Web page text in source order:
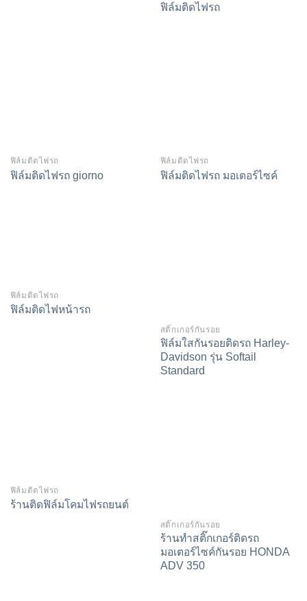
ฟิล์มติดไฟรถ
ฟิล์มติดไฟรถ
ฟิล์มติดไฟรถ giorno
ฟิล์มติดไฟรถ
ฟิล์มติดไฟรถ มอเตอร์ไซค์
ฟิล์มติดไฟรถ
ฟิล์มติดไฟหน้ารถ
สติ๊กเกอร์กันรอย
ฟิล์มใสกันรอยติดรถ Harley-
Davidson รุ่น Softail
Standard
ฟิล์มติดไฟรถ
ร้านติดฟิล์มโคมไฟรถยนต์
สติ๊กเกอร์กันรอย
ร้านทำสติ๊กเกอร์ติดรถ
มอเตอร์ไซค์กันรอย HONDA
ADV 350